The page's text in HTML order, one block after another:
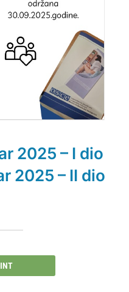
2025 – I dio
2025 – II dio